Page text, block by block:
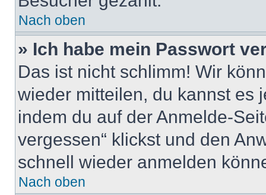
Nach oben
» Ich habe mein Passwort
Das ist nicht schlimm! Wir
wieder mitteilen, du kannst es
indem du auf der Anmelde-
vergessen“ klickst und den
schnell wieder anmelden
Nach oben